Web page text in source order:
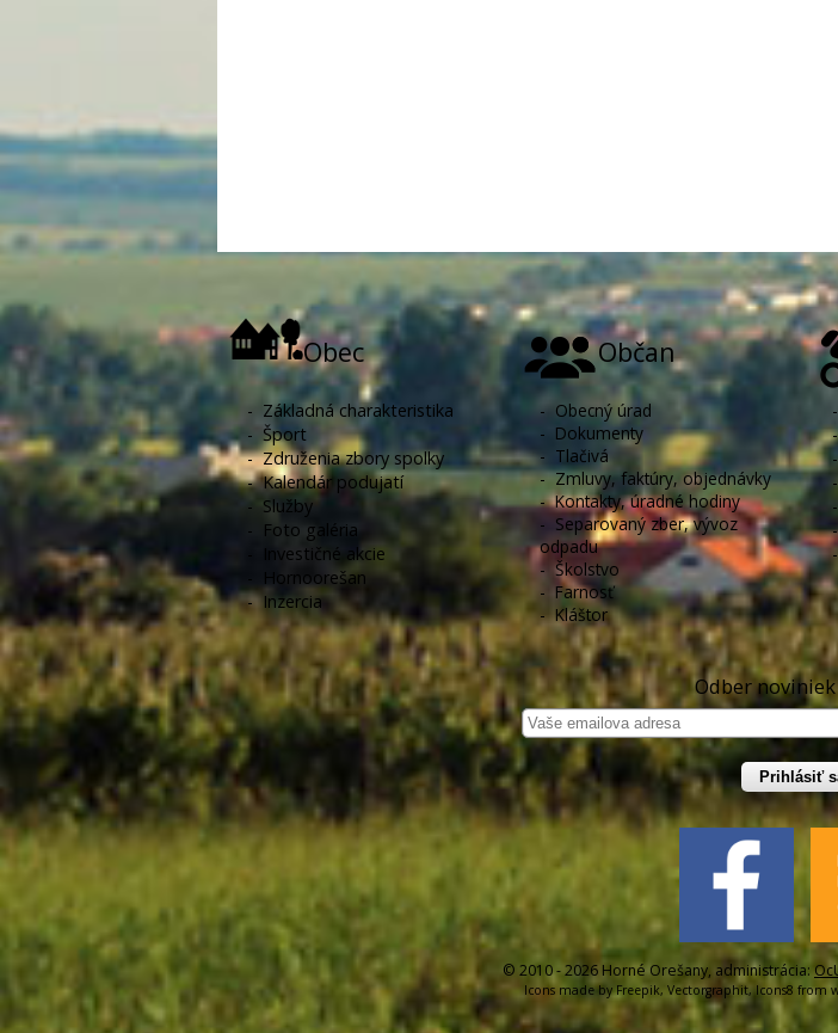
Obec
- Základná charakteristika
- Šport
-Združenia zbory spolky
-Kalendár podujatí
- Služby
- Foto galéria
-
Investičné akcie
Hornoorešan
-Inzercia
Občan
- Obecný úrad
- Dokumenty
- Tlačivá
-Zmluvy, faktúry, objednávky
-Kontakty, úradné hodiny
- Separovaný zber, vývoz
odpadu
-Školstvo
-Farnosť
-Kláštor
-
-
Odber
Prihlásiť
© 2010 - 2026 Horné Orešany, administrácia:
Icons made byFreepik, Vectorgraphit, Icons8 from